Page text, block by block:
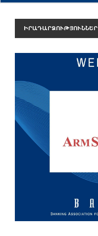
ԻՐԱԴԱՐՁՈՒԹՅՈՒՆՆԵՐ